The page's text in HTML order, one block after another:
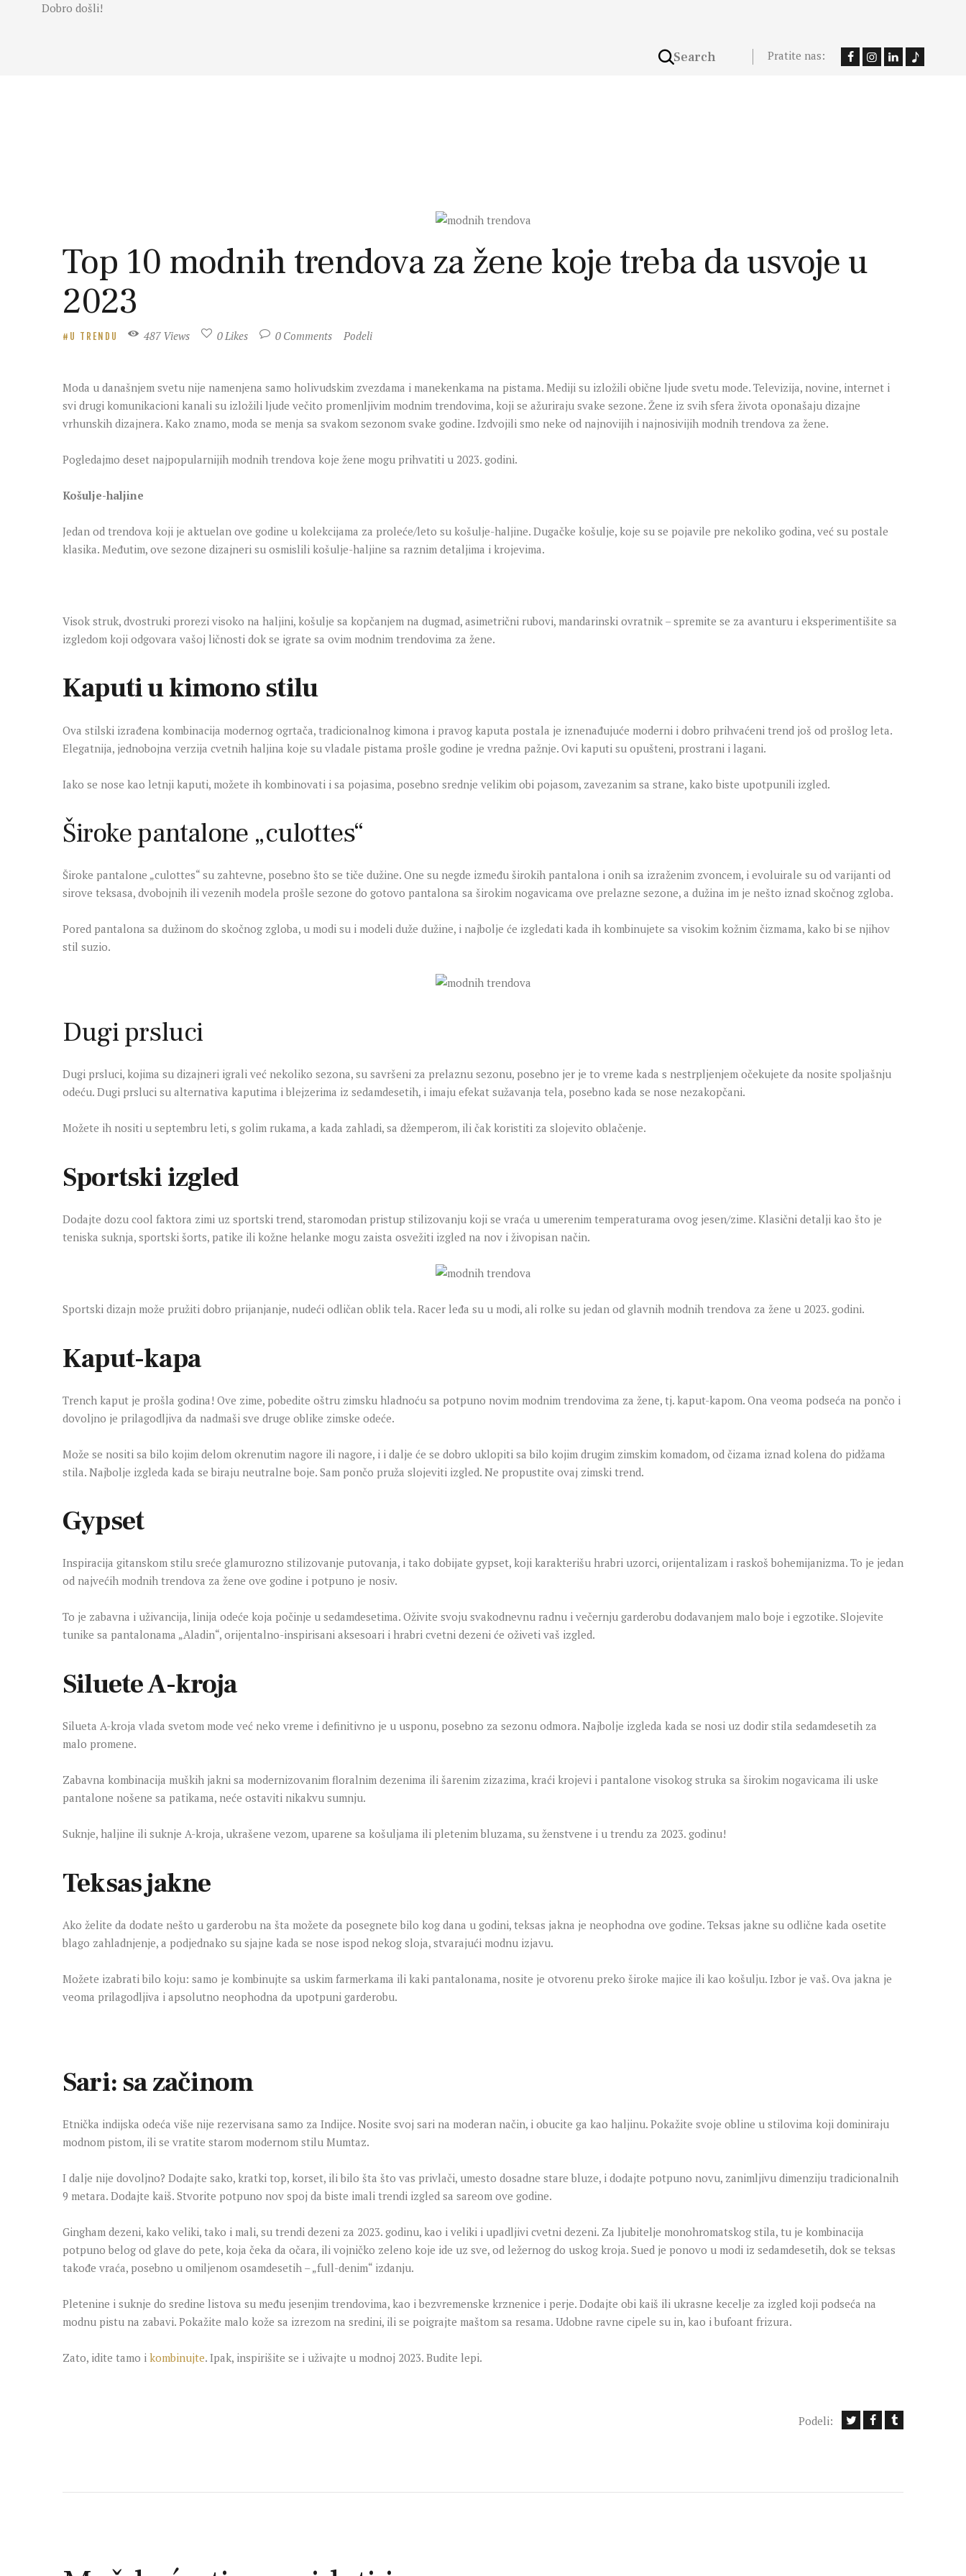
Dobro došli!
Pratite nas:
Top 10 modnih trendova za žene koje treba da usvoje u
2023
U TRENDU 487 Views 0 Likes 0 Comments Podeli
Moda u današnjem svetu nije namenjena samo holivudskim zvezdama i manekenkama na pistama. Mediji su izložili obične ljude svetu mode. Televizija, novine, internet i
svi drugi komunikacioni kanali su izložili ljude večito promenljivim modnim trendovima, koji se ažuriraju svake sezone. Žene iz svih sfera života oponašaju dizajne
vrhunskih dizajnera. Kako znamo, moda se menja sa svakom sezonom svake godine. Izdvojili smo neke od najnovijih i najnosivijih modnih trendova za žene.
Pogledajmo deset najpopularnijih modnih trendova koje žene mogu prihvatiti u 2023. godini.
Košulje-haljine
Jedan od trendova koji je aktuelan ove godine u kolekcijama za proleće/leto su košulje-haljine. Dugačke košulje, koje su se pojavile pre nekoliko godina, već su postale
klasika. Međutim, ove sezone dizajneri su osmislili košulje-haljine sa raznim detaljima i krojevima.
Visok struk, dvostruki prorezi visoko na haljini, košulje sa kopčanjem na dugmad, asimetrični rubovi, mandarinski ovratnik – spremite se za avanturu i eksperimentišite sa
izgledom koji odgovara vašoj ličnosti dok se igrate sa ovim modnim trendovima za žene.
Kaputi u kimono stilu
Ova stilski izrađena kombinacija modernog ogrtača, tradicionalnog kimona i pravog kaputa postala je iznenađujuće moderni i dobro prihvaćeni trend još od prošlog leta.
Elegatnija, jednobojna verzija cvetnih haljina koje su vladale pistama prošle godine je vredna pažnje. Ovi kaputi su opušteni, prostrani i lagani.
Iako se nose kao letnji kaputi, možete ih kombinovati i sa pojasima, posebno srednje velikim obi pojasom, zavezanim sa strane, kako biste upotpunili izgled.
Široke pantalone „culottes“
Široke pantalone „culottes“ su zahtevne, posebno što se tiče dužine. One su negde između širokih pantalona i onih sa izraženim zvoncem, i evoluirale su od varijanti od
sirove teksasa, dvobojnih ili vezenih modela prošle sezone do gotovo pantalona sa širokim nogavicama ove prelazne sezone, a dužina im je nešto iznad skočnog zgloba.
Pored pantalona sa dužinom do skočnog zgloba, u modi su i modeli duže dužine, i najbolje će izgledati kada ih kombinujete sa visokim kožnim čizmama, kako bi se njihov
stil suzio.
Dugi prsluci
Dugi prsluci, kojima su dizajneri igrali već nekoliko sezona, su savršeni za prelaznu sezonu, posebno jer je to vreme kada s nestrpljenjem očekujete da nosite spoljašnju
odeću. Dugi prsluci su alternativa kaputima i blejzerima iz sedamdesetih, i imaju efekat sužavanja tela, posebno kada se nose nezakopčani.
Možete ih nositi u septembru leti, s golim rukama, a kada zahladi, sa džemperom, ili čak koristiti za slojevito oblačenje.
Sportski izgled
Dodajte dozu cool faktora zimi uz sportski trend, staromodan pristup stilizovanju koji se vraća u umerenim temperaturama ovog jesen/zime. Klasični detalji kao što je
teniska suknja, sportski šorts, patike ili kožne helanke mogu zaista osvežiti izgled na nov i živopisan način.
Sportski dizajn može pružiti dobro prijanjanje, nudeći odličan oblik tela. Racer leđa su u modi, ali rolke su jedan od glavnih modnih trendova za žene u 2023. godini.
Kaput-kapa
Trench kaput je prošla godina! Ove zime, pobedite oštru zimsku hladnoću sa potpuno novim modnim trendovima za žene, tj. kaput-kapom. Ona veoma podseća na pončo i
dovoljno je prilagodljiva da nadmaši sve druge oblike zimske odeće.
Može se nositi sa bilo kojim delom okrenutim nagore ili nagore, i i dalje će se dobro uklopiti sa bilo kojim drugim zimskim komadom, od čizama iznad kolena do pidžama
stila. Najbolje izgleda kada se biraju neutralne boje. Sam pončo pruža slojeviti izgled. Ne propustite ovaj zimski trend.
Gypset
Inspiracija gitanskom stilu sreće glamurozno stilizovanje putovanja, i tako dobijate gypset, koji karakterišu hrabri uzorci, orijentalizam i raskoš bohemijanizma. To je jedan
od najvećih modnih trendova za žene ove godine i potpuno je nosiv.
To je zabavna i uživancija, linija odeće koja počinje u sedamdesetima. Oživite svoju svakodnevnu radnu i večernju garderobu dodavanjem malo boje i egzotike. Slojevite
tunike sa pantalonama „Aladin“, orijentalno-inspirisani aksesoari i hrabri cvetni dezeni će oživeti vaš izgled.
Siluete A-kroja
Silueta A-kroja vlada svetom mode već neko vreme i definitivno je u usponu, posebno za sezonu odmora. Najbolje izgleda kada se nosi uz dodir stila sedamdesetih za
malo promene.
Zabavna kombinacija muških jakni sa modernizovanim floralnim dezenima ili šarenim zizazima, kraći krojevi i pantalone visokog struka sa širokim nogavicama ili uske
pantalone nošene sa patikama, neće ostaviti nikakvu sumnju.
Suknje, haljine ili suknje A-kroja, ukrašene vezom, uparene sa košuljama ili pletenim bluzama, su ženstvene i u trendu za 2023. godinu!
Teksas jakne
Ako želite da dodate nešto u garderobu na šta možete da posegnete bilo kog dana u godini, teksas jakna je neophodna ove godine. Teksas jakne su odlične kada osetite
blago zahladnjenje, a podjednako su sjajne kada se nose ispod nekog sloja, stvarajući modnu izjavu.
Možete izabrati bilo koju: samo je kombinujte sa uskim farmerkama ili kaki pantalonama, nosite je otvorenu preko široke majice ili kao košulju. Izbor je vaš. Ova jakna je
veoma prilagodljiva i apsolutno neophodna da upotpuni garderobu.
Sari: sa začinom
Etnička indijska odeća više nije rezervisana samo za Indijce. Nosite svoj sari na moderan način, i obucite ga kao haljinu. Pokažite svoje obline u stilovima koji dominiraju
modnom pistom, ili se vratite starom modernom stilu Mumtaz.
I dalje nije dovoljno? Dodajte sako, kratki top, korset, ili bilo šta što vas privlači, umesto dosadne stare bluze, i dodajte potpuno novu, zanimljivu dimenziju tradicionalnih
9 metara. Dodajte kaiš. Stvorite potpuno nov spoj da biste imali trendi izgled sa sareom ove godine.
Gingham dezeni, kako veliki, tako i mali, su trendi dezeni za 2023. godinu, kao i veliki i upadljivi cvetni dezeni. Za ljubitelje monohromatskog stila, tu je kombinacija
potpuno belog od glave do pete, koja čeka da očara, ili vojničko zeleno koje ide uz sve, od ležernog do uskog kroja. Sued je ponovo u modi iz sedamdesetih, dok se teksas
takođe vraća, posebno u omiljenom osamdesetih – „full-denim“ izdanju.
Pletenine i suknje do sredine listova su među jesenjim trendovima, kao i bezvremenske krznenice i perje. Dodajte obi kaiš ili ukrasne kecelje za izgled koji podseća na
modnu pistu na zabavi. Pokažite malo kože sa izrezom na sredini, ili se poigrajte maštom sa resama. Udobne ravne cipele su in, kao i bufoant frizura.
Zato, idite tamo i kombinujte. Ipak, inspirišite se i uživajte u modnoj 2023. Budite lepi.
Podeli: